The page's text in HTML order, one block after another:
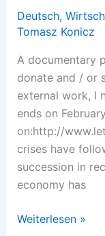
investisseurs
du
Une
belle
aubaine
pour
Blackrock.
Deutsch,
Tomasz Konicz
A documentary
donate and / or
external work, I
ends on
on:http://
crises have
succession in
economy has
Let
Weiterlesen »